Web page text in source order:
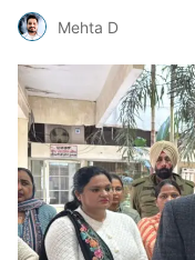
Mehta D